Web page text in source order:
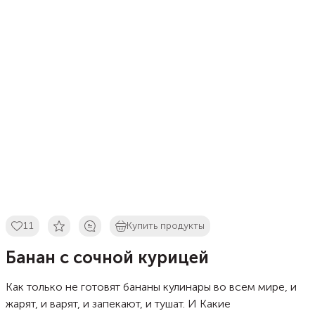
11 Купить продукты
Банан с сочной курицей
Как только не готовят бананы кулинары во всем мире, и
жарят, и варят, и запекают, и тушат. И Какие